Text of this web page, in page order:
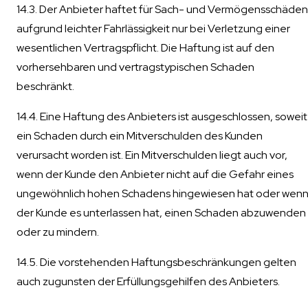
14.3. Der Anbieter haftet für Sach- und Vermögensschäden
aufgrund leichter Fahrlässigkeit nur bei Verletzung einer
wesentlichen Vertragspflicht. Die Haftung ist auf den
vorhersehbaren und vertragstypischen Schaden
beschränkt.
14.4. Eine Haftung des Anbieters ist ausgeschlossen, soweit
ein Schaden durch ein Mitverschulden des Kunden
verursacht worden ist. Ein Mitverschulden liegt auch vor,
wenn der Kunde den Anbieter nicht auf die Gefahr eines
ungewöhnlich hohen Schadens hingewiesen hat oder wenn
der Kunde es unterlassen hat, einen Schaden abzuwenden
oder zu mindern.
14.5. Die vorstehenden Haftungsbeschränkungen gelten
auch zugunsten der Erfüllungsgehilfen des Anbieters.